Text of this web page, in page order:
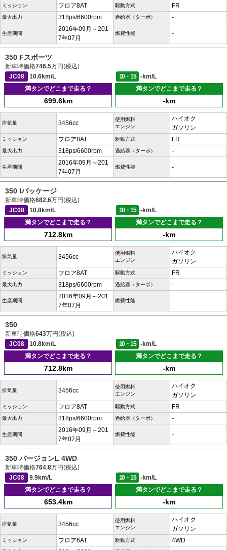
ミッション フロア8AT 駆動方式 FR
最大出力 318ps/6600rpm 過給器（ターボ） -
生産期間
2016年09月～201
7年07月
燃費性能 -
350 Fスポーツ
新車時価格746.5万円(税込)
JC08
10.6km/L 10・15
-km/L
満タンでどこまで走る？
699.6km
満タンでどこまで走る？
-km
排気量 3456cc
使用燃料
エンジン
ハイオク
ガソリン
ミッション フロア8AT 駆動方式 FR
最大出力 318ps/6600rpm 過給器（ターボ） -
生産期間
2016年09月～201
7年07月
燃費性能 -
350 Iパッケージ
新車時価格682.6万円(税込)
JC08
10.8km/L 10・15
-km/L
満タンでどこまで走る？
712.8km
満タンでどこまで走る？
-km
排気量 3456cc
使用燃料
エンジン
ハイオク
ガソリン
ミッション フロア8AT 駆動方式 FR
最大出力 318ps/6600rpm 過給器（ターボ） -
生産期間
2016年09月～201
7年07月
燃費性能 -
350
新車時価格643万円(税込)
JC08
10.8km/L 10・15
-km/L
満タンでどこまで走る？
712.8km
満タンでどこまで走る？
-km
排気量 3456cc
使用燃料
エンジン
ハイオク
ガソリン
ミッション フロア8AT 駆動方式 FR
最大出力 318ps/6600rpm 過給器（ターボ） -
生産期間
2016年09月～201
7年07月
燃費性能 -
350 バージョンL 4WD
新車時価格764.8万円(税込)
JC08
9.9km/L 10・15
-km/L
満タンでどこまで走る？
653.4km
満タンでどこまで走る？
-km
排気量 3456cc
使用燃料
エンジン
ハイオク
ガソリン
ミッション フロア6AT 駆動方式 4WD